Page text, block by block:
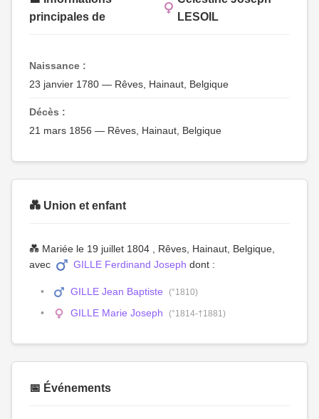
principales de
LESOIL
Naissance :
23 janvier 1780 — Rêves, Hainaut, Belgique
Décès :
21 mars 1856 — Rêves, Hainaut, Belgique
💑 Union et enfant
💑 Mariée le 19 juillet 1804 , Rêves, Hainaut, Belgique,
avec
GILLE Ferdinand Joseph dont :
GILLE Jean Baptiste (°1810)
GILLE Marie Joseph (°1814-†1881)
📅 Événements